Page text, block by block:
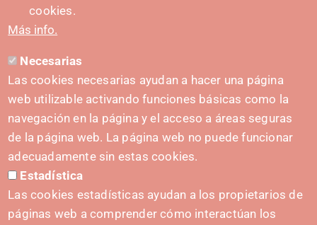
IMPULSA
cookies.
Más info.
Necesarias
Las cookies necesarias ayudan a hacer una página
web utilizable activando funciones básicas como la
navegación en la página y el acceso a áreas seguras
de la página web. La página web no puede funcionar
adecuadamente sin estas cookies.
Estadística
Las cookies estadísticas ayudan a los propietarios de
páginas web a comprender cómo interactúan los